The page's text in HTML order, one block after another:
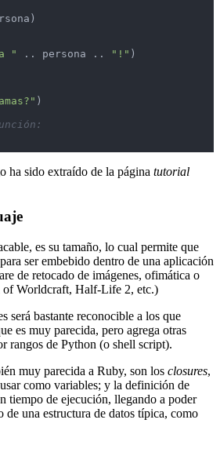
" .. persona .. "!" )
)
ha sido extraído de la página tutorial
es su tamaño, lo cual permite que
ser embebido dentro de una aplicación
de retocado de imágenes, ofimática o
of Worldcraft, Half-Life 2, etc.)
será bastante reconocible a los que
es muy parecida, pero agrega otras
rangos de Python (o shell script).
muy parecida a Ruby, son los closures,
como variables; y la definición de
tiempo de ejecución, llegando a poder
una estructura de datos típica, como